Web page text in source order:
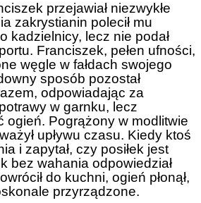
przejawiał niezwykłe
zakrystianin polecił mu
kadzielnicy, lecz nie podał
Franciszek, pełen ufności,
węgle w fałdach swojego
sposób pozostał
odpowiadając za
w garnku, lecz
ogień. Pogrążony w modlitwie
upływu czasu. Kiedy ktoś
i zapytał, czy posiłek jest
bez wahania odpowiedział
do kuchni, ogień płonął,
przyrządzone.